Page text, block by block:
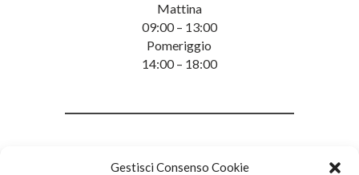
Gestisci Consenso Cookie
Mattina
09:00 – 13:00
Pomeriggio
14:00 – 18:00